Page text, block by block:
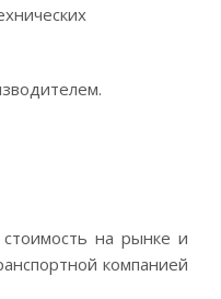
на рынке и
компанией